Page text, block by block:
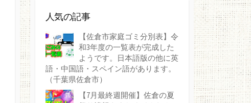
人気の記事
【佐倉市家庭ゴミ分別表】令
和3年度の一覧表が完成した
ようです。日本語版の他に英
語・中国語・スペイン語があります。
（千葉県佐倉市）
【7月最終週開催】佐倉の夏